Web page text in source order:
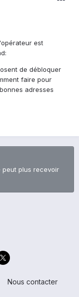
est
de débloquer
faire pour
adresses
peut plus recevoir
Nous contacter